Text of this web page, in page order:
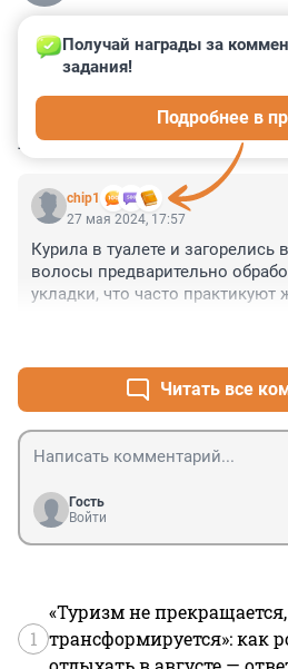
КОММЕНТАРИИ 1
chip1
Получай награды за
задания!
Подробнее в
27 мая 2024, 17:57
Курила в туалете и загорелись
волосы предварительно
укладки, что часто
Читать все
Гость
Войти
1
«Туризм не
трансформируется»: как